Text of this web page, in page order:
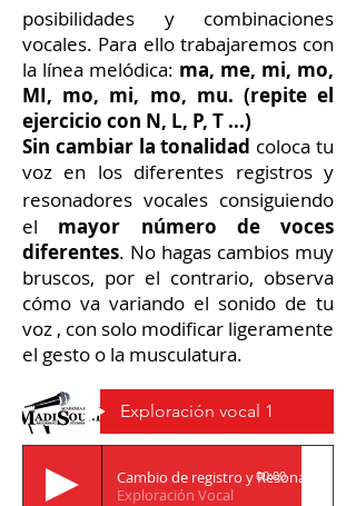
posibilidades y combinaciones
vocales. Para ello trabajaremos con
la línea melódica: ma, me, mi, mo,
MI, mo, mi, mo, mu. (repite el
ejercicio con N, L, P, T ...)
Sin cambiar la tonalidad coloca tu
voz en los diferentes registros y
resonadores vocales consiguiendo
el mayor número de voces
diferentes. No hagas cambios muy
bruscos, por el contrario, observa
cómo va variando el sonido de tu
voz , con solo modificar ligeramente
el gesto o la musculatura.
Exploración vocal 1
Cambio de registro y Resonancia
Exploración Vocal
00:00